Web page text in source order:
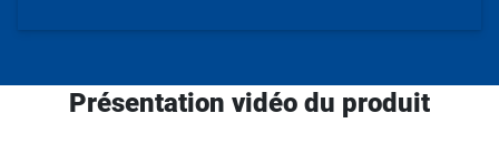
Présentation vidéo du produit